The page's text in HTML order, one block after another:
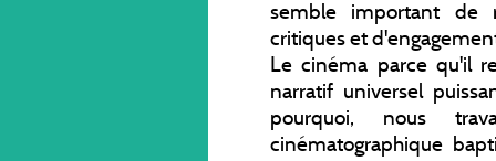
semble important de
critiques et
Le cinéma parce qu'il
narratif universel
pourquoi, nous
cinématographique